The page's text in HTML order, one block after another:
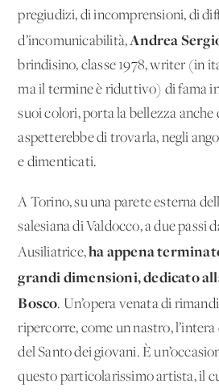
pregiudizi, di incomprensioni, di
d’incomunicabilità,Andrea
brindisino, classe 1978, writer (in
ma il termine è riduttivo) di fama
suoi colori, porta la bellezza anche
aspetterebbe di trovarla, negli
e dimenticati.
A Torino, su una parete esterna
salesiana di Valdocco, a due passi
Ausiliatrice,ha appena
grandi dimensioni, dedicato
Bosco. Un’opera venata di
ripercorre, come un nastro,
del Santo dei giovani. È
questo particolarissimo artista, il